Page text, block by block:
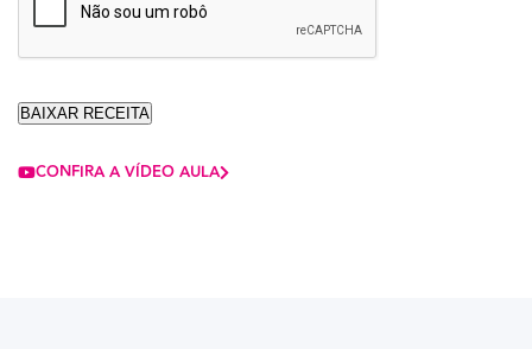
CONFIRA A VÍDEO AULA